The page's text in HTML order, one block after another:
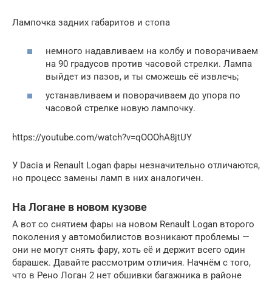
Лампочка задних габаритов и стопа
немного надавливаем на колбу и поворачиваем
на 90 градусов против часовой стрелки. Лампа
выйдет из пазов, и ты сможешь её извлечь;
устанавливаем и поворачиваем до упора по
часовой стрелке новую лампочку.
https://youtube.com/watch?v=qOOOhA8jtUY
У Dacia и Renault Logan фары незначительно отличаются,
но процесс замены ламп в них аналогичен.
На Логане в новом кузове
А вот со снятием фары на новом Renault Logan второго
поколения у автомобилистов возникают проблемы —
они не могут снять фару, хоть её и держит всего один
барашек. Давайте рассмотрим отличия. Начнём с того,
что в Рено Логан 2 нет обшивки багажника в районе